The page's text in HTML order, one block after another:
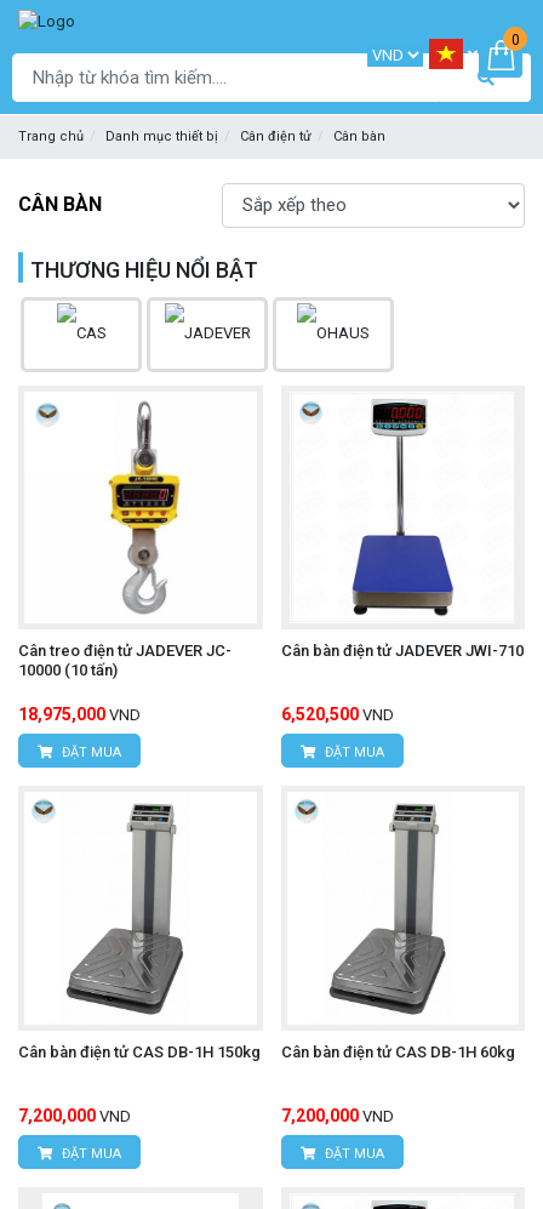
0
Trang chủ Danh mục thiết bị Cân điện tử Cân bàn
CÂN BÀN
THƯƠNG HIỆU NỔI BẬT
Cân treo điện tử JADEVER JC-
10000 (10 tấn)
18,975,000 VND
ĐẶT MUA
Cân bàn điện tử JADEVER JWI-710
6,520,500 VND
ĐẶT MUA
Cân bàn điện tử CAS DB-1H 150kg
7,200,000 VND
ĐẶT MUA
Cân bàn điện tử CAS DB-1H 60kg
7,200,000 VND
ĐẶT MUA